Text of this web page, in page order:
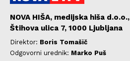
NOVA HIŠA, medijska hiša d.o.o.,
Štihova ulica 7, 1000 Ljubljana
Direktor: Boris Tomašič
Odgovorni urednik: Marko Puš